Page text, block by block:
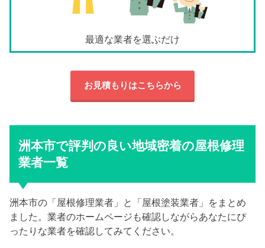
最適な業者を選ぶだけ
お見積もりはこちらから
洲本市で評判の良い地域密着の屋根修理
業者一覧
洲本市の「屋根修理業者」と「屋根塗装業者」をまとめ
ました。業者のホームページも確認しながらあなたにぴ
ったりな業者を確認してみてください。